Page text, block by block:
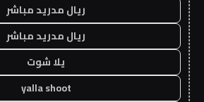
ريال مدريد مباشر
ريال مدريد مباشر
يلا شوت
yalla shoot